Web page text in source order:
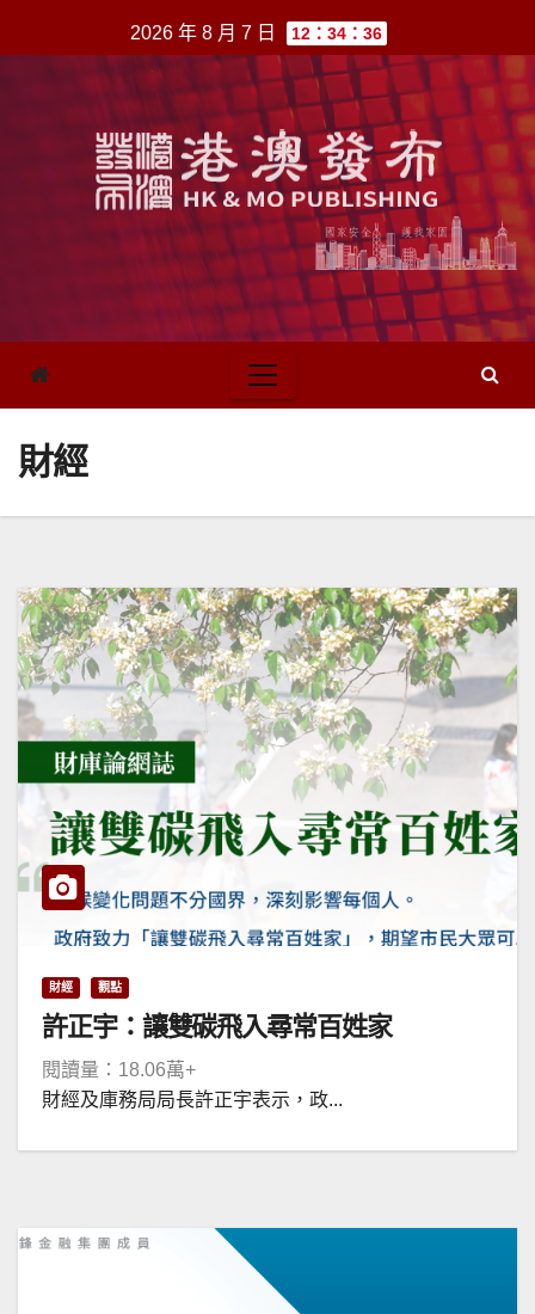
至
2026 年 8 月 7 日 12：34：36
財經
財經 觀點
許正宇：讓雙碳飛入尋常百姓家
閱讀量：18.06萬+
財經及庫務局局長許正宇表示，政...